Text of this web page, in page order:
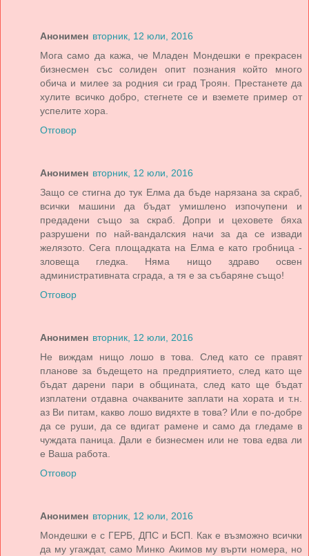
Анонимен вторник, 12 юли, 2016
Мога само да кажа, че Младен Мондешки е прекрасен
бизнесмен със солиден опит познания който много
обича и милее за родния си град Троян. Престанете да
хулите всичко добро, стегнете се и вземете пример от
успелите хора.
Отговор
Анонимен вторник, 12 юли, 2016
Защо се стигна до тук Елма да бъде нарязана за скраб,
всички машини да бъдат умишлено изпочупени и
предадени също за скраб. Допри и цеховете бяха
разрушени по най-вандалския начи за да се извади
желязото. Сега площадката на Елма е като гробница -
зловеща гледка. Няма нищо здраво освен
административната сграда, а тя е за събаряне също!
Отговор
Анонимен вторник, 12 юли, 2016
Не виждам нищо лошо в това. След като се правят
планове за бъдещето на предприятието, след като ще
бъдат дарени пари в общината, след като ще бъдат
изплатени отдавна очакваните заплати на хората и т.н.
аз Ви питам, какво лошо видяхте в това? Или е по-добре
да се руши, да се вдигат рамене и само да гледаме в
чуждата паница. Дали е бизнесмен или не това едва ли
е Ваша работа.
Отговор
Анонимен вторник, 12 юли, 2016
Мондешки е с ГЕРБ, ДПС и БСП. Как е възможно всички
да му угаждат, само Минко Акимов му върти номера, но